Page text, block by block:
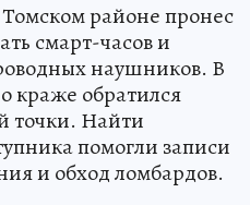
районе пронес
смарт-часов и
наушников. В
краже обратился
точки. Найти
помогли записи
и обход ломбардов.